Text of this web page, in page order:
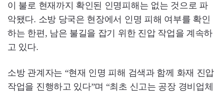
이 불로 현재까지 확인된 인명피해는 없는 것으로 파
악됐다. 소방 당국은 현장에서 인명 피해 여부를 확인
하는 한편, 남은 불길을 잡기 위한 진압 작업을 계속하
고 있다.
소방 관계자는 “현재 인명 피해 검색과 함께 화재 진압
작업을 진행하고 있다”며 “최초 신고는 공장 경비업체